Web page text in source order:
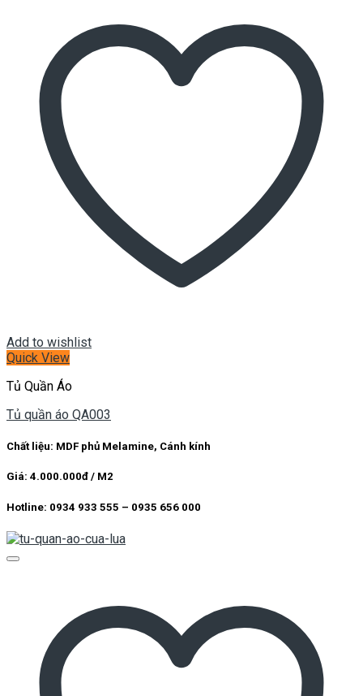
Add to wishlist
Quick View
Tủ Quần Áo
Tủ quần áo QA003
Chất liệu: MDF phủ Melamine, Cánh kính
Giá: 4.000.000đ / M2
Hotline: 0934 933 555 – 0935 656 000